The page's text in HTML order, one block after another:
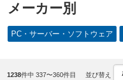
メーカー別
PC・サーバー・ソフトウェア
1238件中 337〜360件目 並び替え